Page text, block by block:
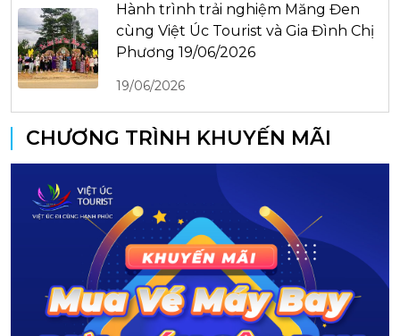
Hành trình trải nghiệm Măng Đen
cùng Việt Úc Tourist và Gia Đình Chị
Phương 19/06/2026
19/06/2026
CHƯƠNG TRÌNH KHUYẾN MÃI